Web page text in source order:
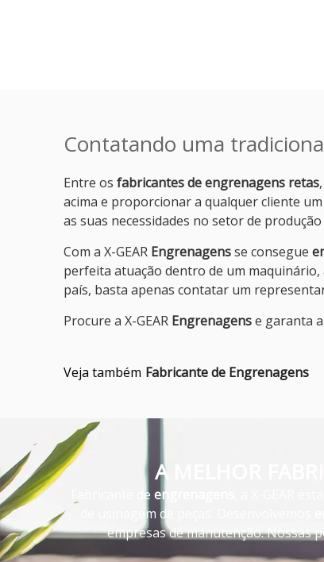
Contatando uma
Entre os fabricantes de engrenagens retas
acima e proporcionar a qualquer cliente
as suas necessidades no setor de produção
Com a X-GEAR Engrenagensse consegue
perfeita atuação dentro de um
país, basta apenas contatar um
Procure a X-GEAR Engrenagense garanta
Veja também Fabricante de Engrenagens
A MELHOR
Fabricante de engrenagens
, a X-GEAR
de usinagem de peças. Desenvolvemos
empresas de manutenção. Nossas